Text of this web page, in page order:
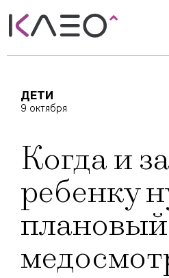
ДЕТИ
9 октября
Когда и
ребенку
плановый